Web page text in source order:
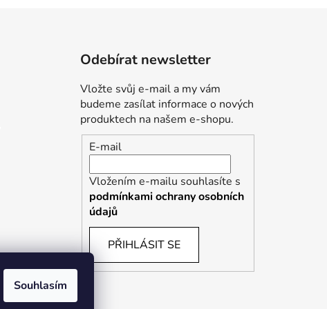
Souhlasím
Odebírat newsletter
Vložte svůj e-mail a my vám
budeme zasílat informace o nových
produktech na našem e-shopu.
E-mail
Vložením e-mailu souhlasíte s
podmínkami ochrany osobních
údajů
PŘIHLÁSIT SE